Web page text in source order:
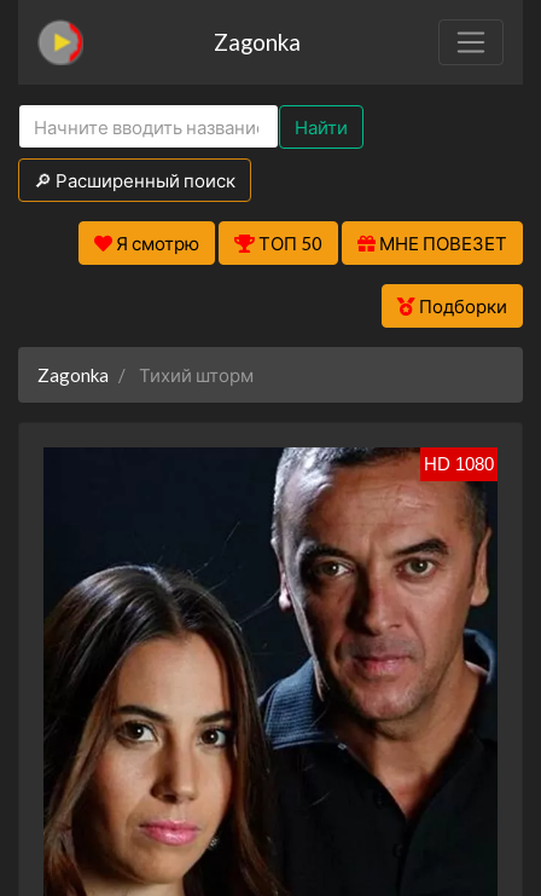
Zagonka
Найти
🔎 Расширенный поиск
Я смотрю ТОП 50 МНЕ ПОВЕЗЕТ
Подборки
Zagonka Тихий шторм
HD 1080